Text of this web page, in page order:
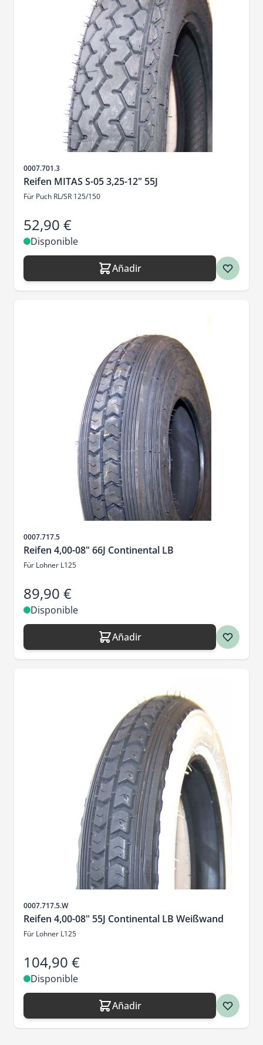
SKU
0007.701.3
Reifen MITAS S-05 3,25-12" 55J
Für Puch RL/SR 125/150
52,90 €
Disponible
Añadir
SKU
0007.717.5
Reifen 4,00-08" 66J Continental LB
Für Lohner L125
89,90 €
Disponible
Añadir
SKU
0007.717.5.W
Reifen 4,00-08" 55J Continental LB Weißwand
Für Lohner L125
104,90 €
Disponible
Añadir